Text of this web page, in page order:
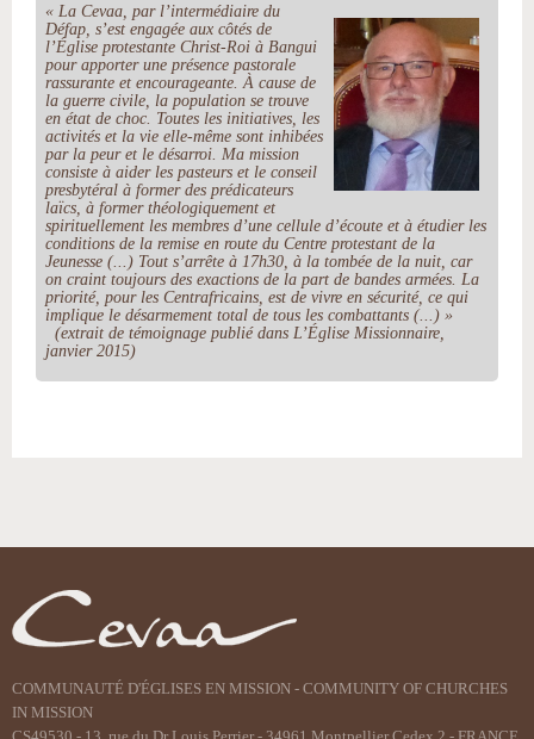
« La Cevaa, par l’intermédiaire du
Défap, s’est engagée aux côtés de
l’Église protestante Christ-Roi à Bangui
pour apporter une présence pastorale
rassurante et encourageante. À cause de
la guerre civile, la population se trouve
en état de choc. Toutes les initiatives, les
activités et la vie elle-même sont inhibées
par la peur et le désarroi. Ma mission
consiste à aider les pasteurs et le conseil
presbytéral à former des prédicateurs
laïcs, à former théologiquement et
spirituellement les membres d’une cellule d’écoute et à étudier les
conditions de la remise en route du Centre protestant de la
Jeunesse (...) Tout s’arrête à 17h30, à la tombée de la nuit, car
on craint toujours des exactions de la part de bandes armées. La
priorité, pour les Centrafricains, est de vivre en sécurité, ce qui
implique le désarmement total de tous les combattants (...) »
(extrait de témoignage publié dans L’Église Missionnaire,
janvier 2015)
document
COMMUNAUTÉ D'ÉGLISES EN MISSION - COMMUNITY OF CHURCHES
IN MISSION